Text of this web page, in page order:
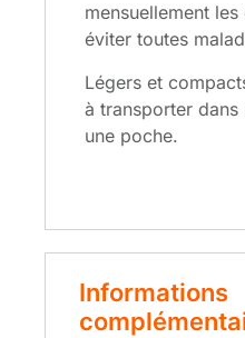
mensuellement
éviter toutes
Légers et
à transporter dans
une poche.
Informations